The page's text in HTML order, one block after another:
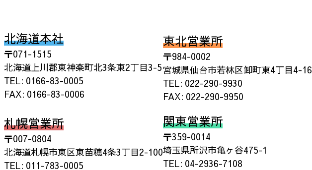
北海道本社
〒071-1515
北海道上川郡東神楽町北3条東2丁目3-5
TEL: 0166-83-0005
FAX: 0166-83-0006
札幌営業所
〒007-0804
北海道札幌市東区東苗穂4条3丁目2-100
TEL: 011-783-0005
東北営業所
〒984-0002
宮城県仙台市若林区卸町東4丁目4-16
TEL: 022-290-9930
FAX: 022-290-9950
関東営業所
〒359-0014
埼玉県所沢市亀ヶ谷475-1
TEL: 04-2936-7108